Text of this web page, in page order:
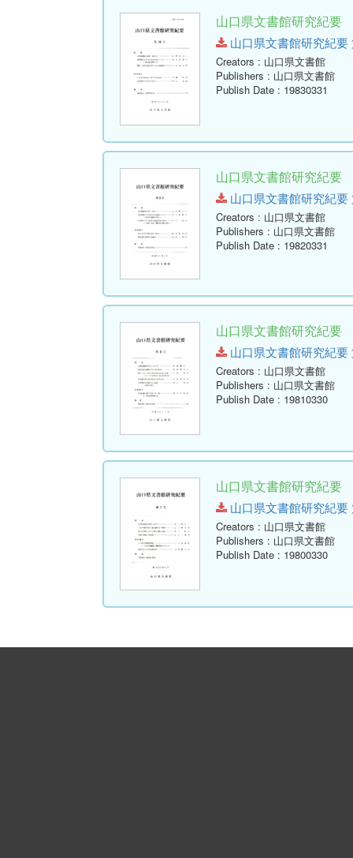
山口県文書館研究紀要
山口県文書館研究紀要
Creators : 山口県文書館
Publishers : 山口県文書館
Publish Date : 19830331
山口県文書館研究紀要
山口県文書館研究紀要
Creators : 山口県文書館
Publishers : 山口県文書館
Publish Date : 19820331
山口県文書館研究紀要
山口県文書館研究紀要
Creators : 山口県文書館
Publishers : 山口県文書館
Publish Date : 19810330
山口県文書館研究紀要
山口県文書館研究紀要
Creators : 山口県文書館
Publishers : 山口県文書館
Publish Date : 19800330